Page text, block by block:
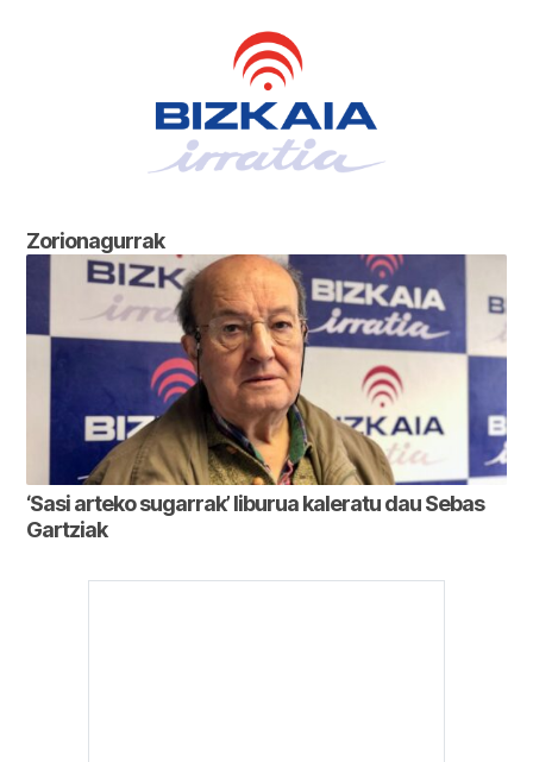
Zorionagurrak
‘Sasi arteko sugarrak’ liburua kaleratu dau Sebas
Gartziak